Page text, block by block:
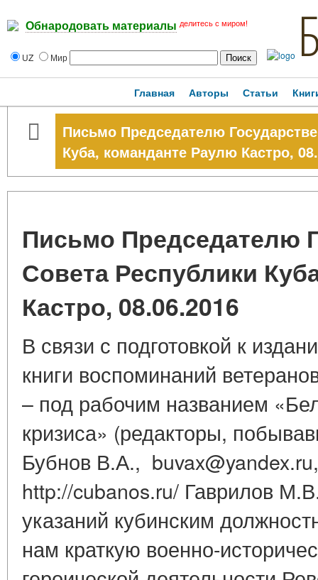
Обнародовать материалы делитесь с миром!
UZ Мир
Главная Авторы Статьи
Письмо Председателю
Куба, команданте Раулю Кастро,
Письмо Председателю
Совета Республики
Кастро, 08.06.2016
В связи с подготовкой к
книги воспоминаний
– под рабочим названием
кризиса» (редакторы,
Бубнов В.А.,
http://cubanos.ru/ Гаврилов
указаний кубинским
нам краткую военно-